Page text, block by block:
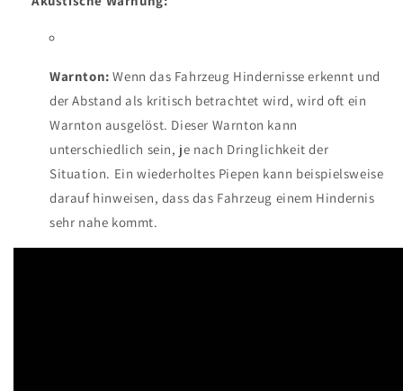
Warnton: Wenn das Fahrzeug Hindernisse erkennt und
der Abstand als kritisch betrachtet wird, wird oft ein
Warnton ausgelöst. Dieser Warnton kann
unterschiedlich sein, je nach Dringlichkeit der
Situation. Ein wiederholtes Piepen kann beispielsweise
darauf hinweisen, dass das Fahrzeug einem Hindernis
sehr nahe kommt.